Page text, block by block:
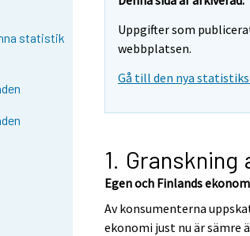
statistik
Uppgifter som
webbplatsen.
Gå till den nya
1.
Egen och Finlands
Av konsumenterna
ekonomi just nu är sämre